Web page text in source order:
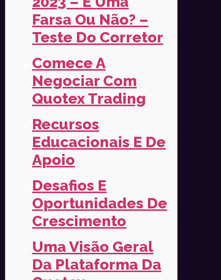
Farsa Ou Não? –
Teste Do Corretor
Comece A
Negociar Com
Quotex Trading
Recursos
Educacionais E De
Apoio
Desafios E
Oportunidades De
Crescimento
Uma Visão Geral
Da Plataforma Da